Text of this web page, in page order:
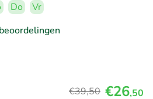
Do
Vr
€39,50 €26,50